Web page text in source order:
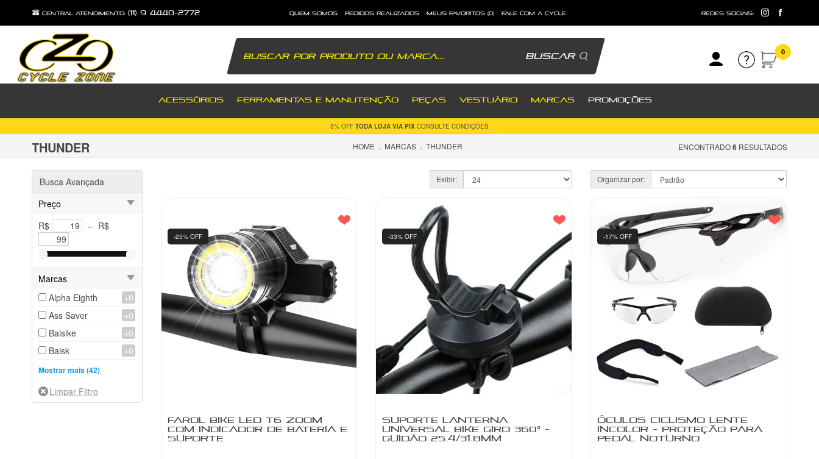
central atendimento: (11) 9 4440-2772 quem somos pedidos realizados meus favoritos (0) fale com a cycle redes sociais:
Buscar 0
ACESSÓRIOS FERRAMENTAS E MANUTENÇÃO PEÇAS VESTUÁRIO MARCAS PROMOÇÕES
FRETE GRÁTISPRODUTOS SELECIONADOSPARA TODO BRASIL
5% OFF TODA LOJA VIA PIX CONSULTE CONDIÇÕES
THUNDER HOME . MARCAS . THUNDER ENCONTRADO6RESULTADOS
Busca Avançada
Preço
R$
– R$
Marcas
Alpha Eighth
+0
Ass Saver
+0
Baisike
+0
Baisk
+0
Beto
Bikersay
BK Tools
+0
Mostrar mais (42)
Organizar por:
Exibir:
FAROL BIKE LED T6 ZOOM
COM INDICADOR DE BATERIA E
SUPORTE
-25% OFF
SUPORTE LANTERNA
UNIVERSAL BIKE GIRO 360º -
GUIDÃO 25.4/31.8MM
-33% OFF
ÓCULOS CICLISMO LENTE
INCOLOR - PROTEÇÃO PARA
PEDAL NOTURNO
-17% OFF